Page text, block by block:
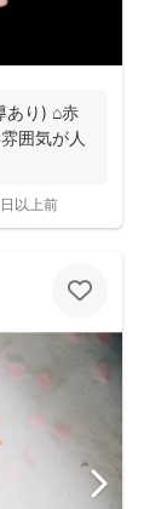
あり) ⌂赤
囲気が人
以上前